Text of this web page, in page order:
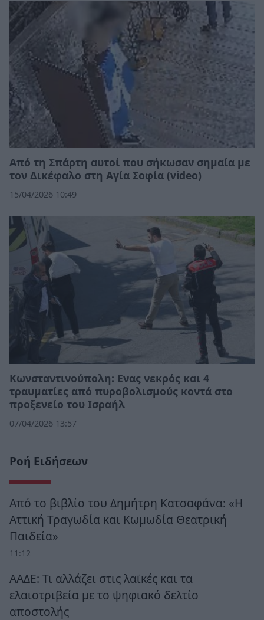
Από τη Σπάρτη αυτοί που σήκωσαν σημαία με
τον Δικέφαλο στη Αγία Σοφία (video)
15/04/2026 10:49
Κωνσταντινούπολη: Ενας νεκρός και 4
τραυματίες από πυροβολισμούς κοντά στο
προξενείο του Ισραήλ
07/04/2026 13:57
Ροή Ειδήσεων
Από το βιβλίο του Δημήτρη Κατσαφάνα: «Η
Αττική Τραγωδία και Κωμωδία Θεατρική
Παιδεία»
11:12
ΑΑΔΕ: Τι αλλάζει στις λαϊκές και τα
ελαιοτριβεία με το ψηφιακό δελτίο
αποστολής